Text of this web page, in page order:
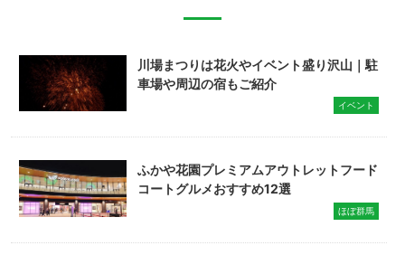
川場まつりは花火やイベント盛り沢山｜駐
車場や周辺の宿もご紹介
イベント
ふかや花園プレミアムアウトレットフード
コートグルメおすすめ12選
ほぼ群馬